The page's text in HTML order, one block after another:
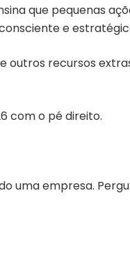
que pequenas
e
outros recursos
com o pé direito.
uma empresa.